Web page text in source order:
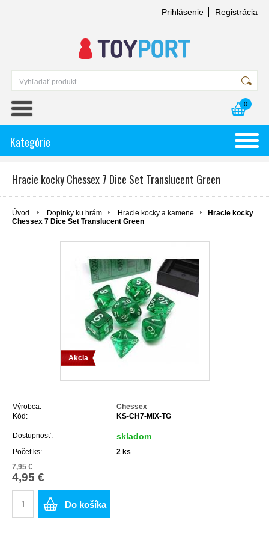
Prihlásenie Registrácia
0
Kategórie
Hracie kocky Chessex 7 Dice Set Translucent Green
Úvod Doplnky ku hrám Hracie kocky a kamene
Hracie kocky
Chessex 7 Dice Set Translucent Green
Akcia
Výrobca:
Chessex
Kód:
KS-CH7-MIX-TG
Dostupnosť: skladom
Počet ks: 2 ks
7,95 €
4,95 €
Do košíka